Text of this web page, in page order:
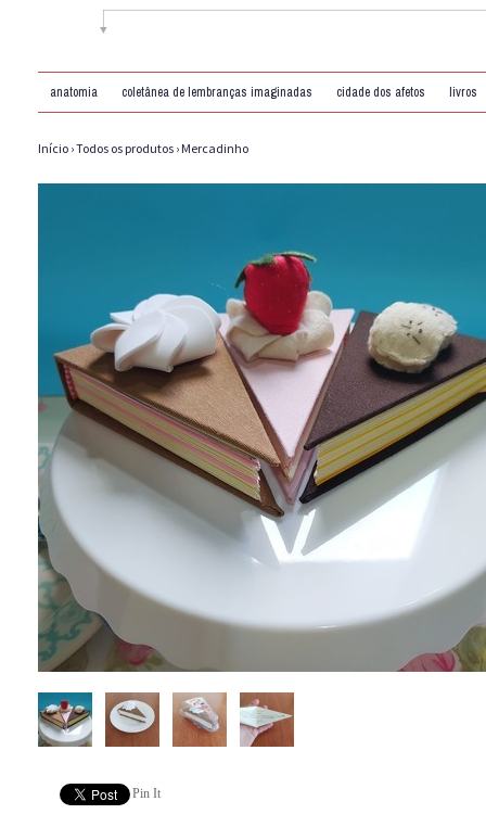
anatomia coletânea de lembranças imaginadas cidade dos afetos livros
Início ›Todos os produtos › Mercadinho
Pin It